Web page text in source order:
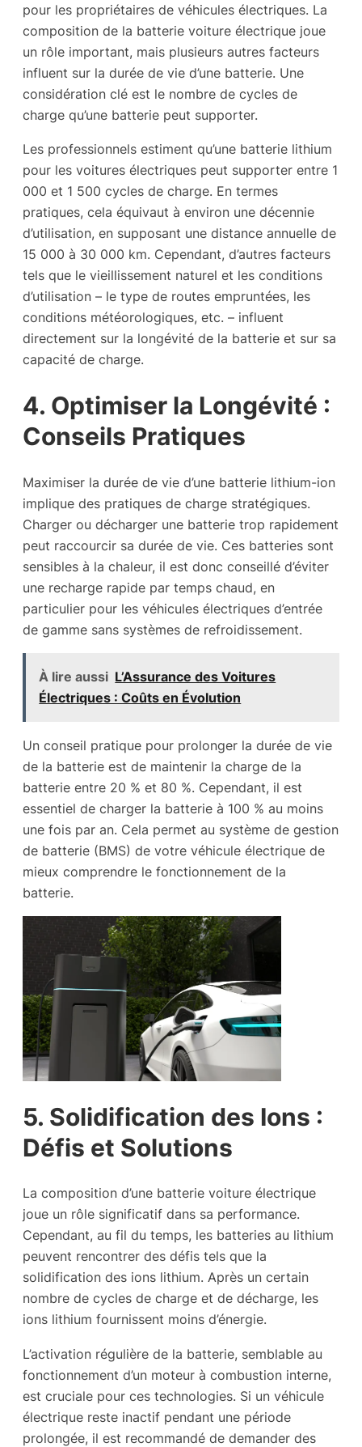
pour les propriétaires de véhicules électriques. La
composition de la batterie voiture électrique joue
un rôle important, mais plusieurs autres facteurs
influent sur la durée de vie d’une batterie. Une
considération clé est le nombre de cycles de
charge qu’une batterie peut supporter.
Les professionnels estiment qu’une batterie lithium
pour les voitures électriques peut supporter entre 1
000 et 1 500 cycles de charge. En termes
pratiques, cela équivaut à environ une décennie
d’utilisation, en supposant une distance annuelle de
15 000 à 30 000 km. Cependant, d’autres facteurs
tels que le vieillissement naturel et les conditions
d’utilisation – le type de routes empruntées, les
conditions météorologiques, etc. – influent
directement sur la longévité de la batterie et sur sa
capacité de charge.
4. Optimiser la Longévité :
Conseils Pratiques
Maximiser la durée de vie d’une batterie lithium-ion
implique des pratiques de charge stratégiques.
Charger ou décharger une batterie trop rapidement
peut raccourcir sa durée de vie. Ces batteries sont
sensibles à la chaleur, il est donc conseillé d’éviter
une recharge rapide par temps chaud, en
particulier pour les véhicules électriques d’entrée
de gamme sans systèmes de refroidissement.
À lire aussi L’Assurance des Voitures
Électriques : Coûts en Évolution
Un conseil pratique pour prolonger la durée de vie
de la batterie est de maintenir la charge de la
batterie entre 20 % et 80 %. Cependant, il est
essentiel de charger la batterie à 100 % au moins
une fois par an. Cela permet au système de gestion
de batterie (BMS) de votre véhicule électrique de
mieux comprendre le fonctionnement de la
batterie.
5. Solidification des Ions :
Défis et Solutions
La composition d’une batterie voiture électrique
joue un rôle significatif dans sa performance.
Cependant, au fil du temps, les batteries au lithium
peuvent rencontrer des défis tels que la
solidification des ions lithium. Après un certain
nombre de cycles de charge et de décharge, les
ions lithium fournissent moins d’énergie.
L’activation régulière de la batterie, semblable au
fonctionnement d’un moteur à combustion interne,
est cruciale pour ces technologies. Si un véhicule
électrique reste inactif pendant une période
prolongée, il est recommandé de demander des